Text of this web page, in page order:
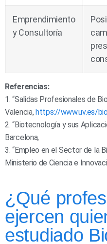
Emprendimiento
y Consultoría
Referencias:
1. “Salidas Profesionales de
Valencia,https://www.uv.es/
2. “Biotecnología y sus
Barcelona,
3. “Empleo en el Sector de la
Ministerio de Ciencia e
¿Qué
ejercen
estudiado